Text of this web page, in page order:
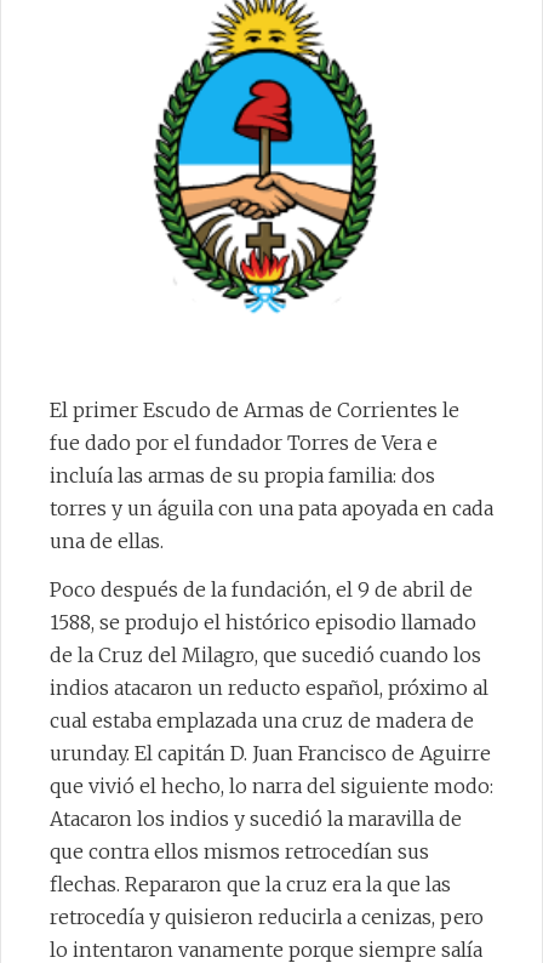
El primer Escudo de Armas de Corrientes le
fue dado por el fundador Torres de Vera e
incluía las armas de su propia familia: dos
torres y un águila con una pata apoyada en cada
una de ellas.
Poco después de la fundación, el 9 de abril de
1588, se produjo el histórico episodio llamado
de la Cruz del Milagro, que sucedió cuando los
indios atacaron un reducto español, próximo al
cual estaba emplazada una cruz de madera de
urunday. El capitán D. Juan Francisco de Aguirre
que vivió el hecho, lo narra del siguiente modo:
Atacaron los indios y sucedió la maravilla de
que contra ellos mismos retrocedían sus
flechas. Repararon que la cruz era la que las
retrocedía y quisieron reducirla a cenizas, pero
lo intentaron vanamente porque siempre salía